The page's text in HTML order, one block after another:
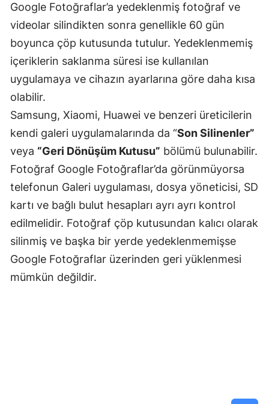
Google Fotoğraflar’a yedeklenmiş fotoğraf ve
videolar silindikten sonra genellikle 60 gün
boyunca çöp kutusunda tutulur. Yedeklenmemiş
içeriklerin saklanma süresi ise kullanılan
uygulamaya ve cihazın ayarlarına göre daha kısa
olabilir.
Samsung, Xiaomi, Huawei ve benzeri üreticilerin
kendi galeri uygulamalarında da “Son Silinenler”
veya “Geri Dönüşüm Kutusu” bölümü bulunabilir.
Fotoğraf Google Fotoğraflar’da görünmüyorsa
telefonun Galeri uygulaması, dosya yöneticisi, SD
kartı ve bağlı bulut hesapları ayrı ayrı kontrol
edilmelidir. Fotoğraf çöp kutusundan kalıcı olarak
silinmiş ve başka bir yerde yedeklenmemişse
Google Fotoğraflar üzerinden geri yüklenmesi
mümkün değildir.